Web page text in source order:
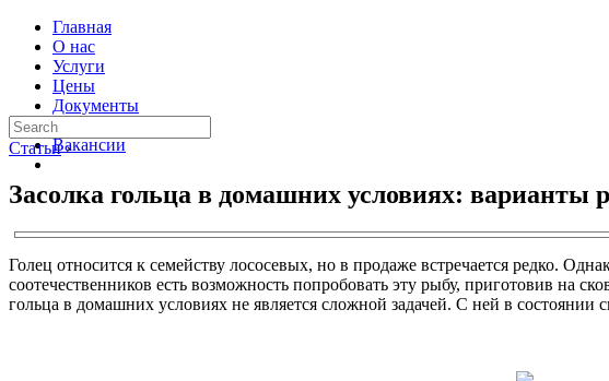
Главная
О нас
Услуги
Цены
Документы
Контакты
Вакансии
Статьи ›
Засолка гольца в домашних условиях: варианты
Голец относится к семейству лососевых, но в продаже встречается редко.
соотечественников есть возможность попробовать эту рыбу, приготовив на
гольца в домашних условиях не является сложной задачей. С ней в